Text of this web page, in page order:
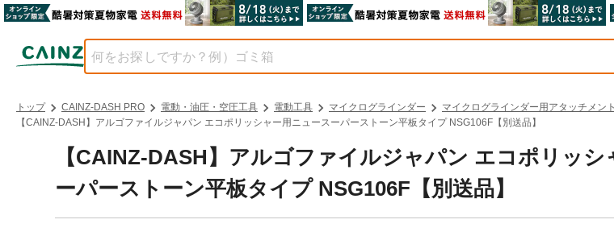
トップ CAINZ-DASH PRO 電動・油圧・空圧工具 電動工具 マイクログラインダー
マイクログラインダー用アタッチメント
【CAINZ-DASH】アルゴファイルジャパン エコポリッシャー用ニュースーパーストーン平板タイプ NSG106F【別送品】
【CAINZ-DASH】アルゴファイルジャパン エコポリッシ
ーパーストーン平板タイプ NSG106F【別送品】